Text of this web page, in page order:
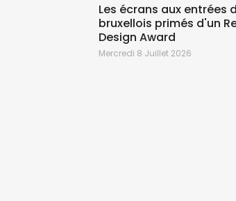
Les écrans aux entrées
bruxellois primés d'un
Design Award
Mercredi 8 Juillet 2026